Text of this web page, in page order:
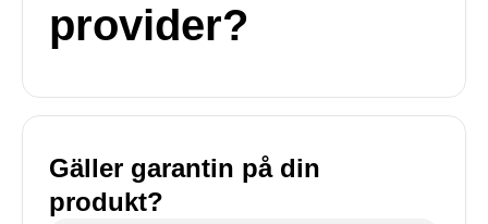
provider?
Gäller garantin på din
produkt?